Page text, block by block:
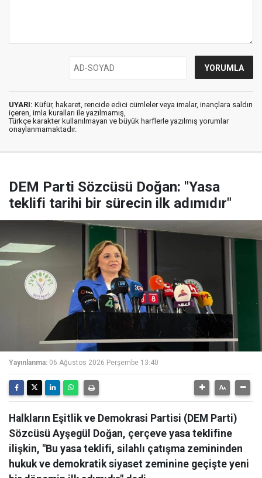
UYARI: Küfür, hakaret, rencide edici cümleler veya imalar, inançlara saldırı
içeren, imla kuralları ile yazılmamış,
Türkçe karakter kullanılmayan ve büyük harflerle yazılmış yorumlar
onaylanmamaktadır.
DEM Parti Sözcüsü Doğan: "Yasa
teklifi tarihi bir sürecin ilk adımıdır"
Yayınlanma: 06 Ağustos 2026 Perşembe 13:40
Halkların Eşitlik ve Demokrasi Partisi (DEM Parti)
Sözcüsü Ayşegül Doğan, çerçeve yasa teklifine
ilişkin, "Bu yasa teklifi, silahlı çatışma zemininden
hukuk ve demokratik siyaset zeminine geçişte yeni